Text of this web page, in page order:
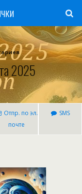
2025
Отпр. по эл.
почте
SMS